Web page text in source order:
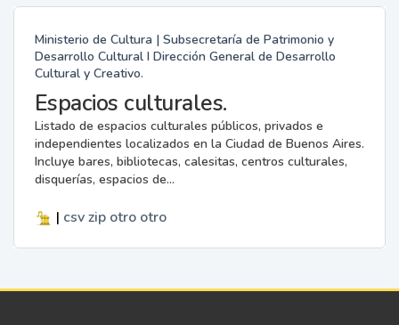
Ministerio de Cultura | Subsecretaría de Patrimonio y
Desarrollo Cultural I Dirección General de Desarrollo
Cultural y Creativo.
Espacios culturales.
Listado de espacios culturales públicos, privados e
independientes localizados en la Ciudad de Buenos Aires.
Incluye bares, bibliotecas, calesitas, centros culturales,
disquerías, espacios de...
| csv zip otro otro